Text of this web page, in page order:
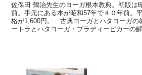
佐保田 鶴治先生のヨーガ根本教典。初版は
前。手元にある本が昭和57年で４０年前。
格が1,600円。 古典ヨーガとハタヨーガの
ートラとハタヨーガ・プラディーピカーの解